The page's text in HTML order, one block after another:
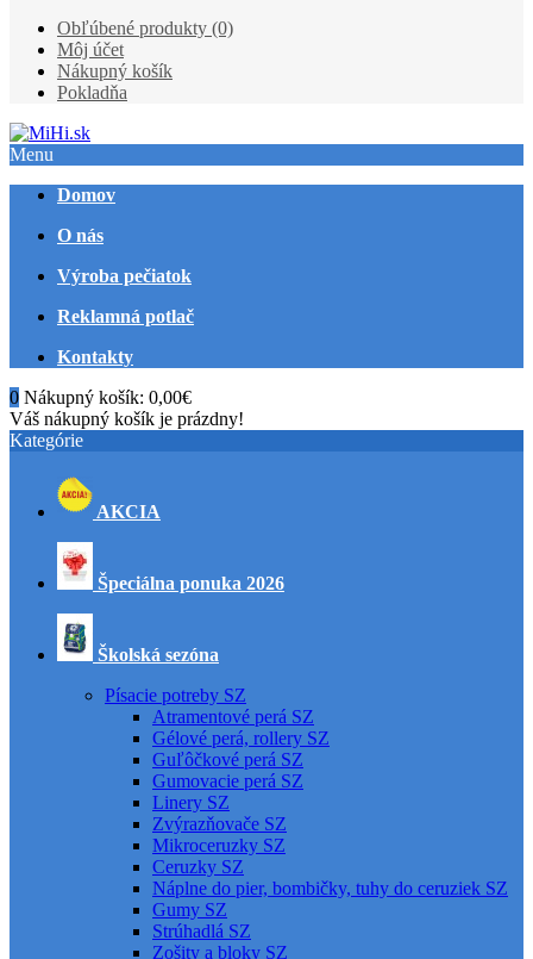
Obľúbené produkty (0)
Môj účet
Nákupný košík
Pokladňa
Menu
Domov
O nás
Výroba pečiatok
Reklamná potlač
Kontakty
0 Nákupný košík: 0,00€
Váš nákupný košík je prázdny!
Kategórie
AKCIA
Špeciálna ponuka 2026
Školská sezóna
Písacie potreby SZ
Atramentové perá SZ
Gélové perá, rollery SZ
Guľôčkové perá SZ
Gumovacie perá SZ
Linery SZ
Zvýrazňovače SZ
Mikroceruzky SZ
Ceruzky SZ
Náplne do pier, bombičky, tuhy do ceruziek SZ
Gumy SZ
Strúhadlá SZ
Zošity a bloky SZ